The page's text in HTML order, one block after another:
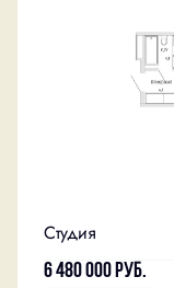
Студия
6 480 000руб.